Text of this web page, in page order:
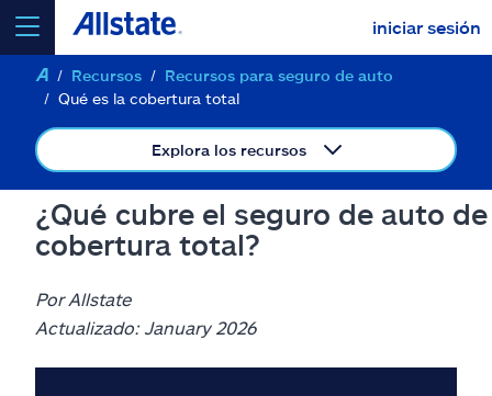
iniciar sesión
seleccionar un producto paracotizar
Select a Product
ir
Seguros y más
Recursos
Recursos para seguro de auto
Qué es la cobertura total
Explora los recursos
¿Qué cubre el seguro de auto de
cobertura total?
Por Allstate
Actualizado: January 2026